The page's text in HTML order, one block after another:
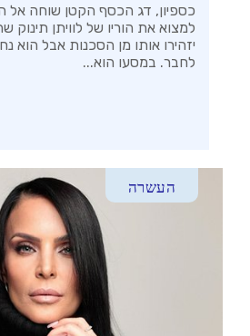
כספיון, דג הכסף הקטן שוחה אל
למצוא את הוריו של לוויתן תינוק
יזהירו אותו מן הסכנות אבל הוא
לחבר. במסעו הוא...
העשרה